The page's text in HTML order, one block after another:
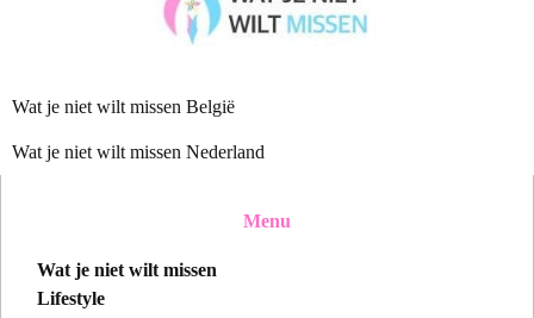
Wat je niet wilt missen België
Wat je niet wilt missen Nederland
Menu
Wat je niet wilt missen
Lifestyle